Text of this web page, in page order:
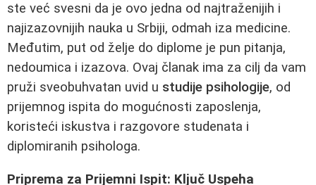
ste već svesni da je ovo jedna od najtraženijih i
najizazovnijih nauka u Srbiji, odmah iza medicine.
Međutim, put od želje do diplome je pun pitanja,
nedoumica i izazova. Ovaj članak ima za cilj da vam
pruži sveobuhvatan uvid u studije psihologije, od
prijemnog ispita do mogućnosti zaposlenja,
koristeći iskustva i razgovore studenata i
diplomiranih psihologa.
Priprema za Prijemni Ispit: Ključ Uspeha